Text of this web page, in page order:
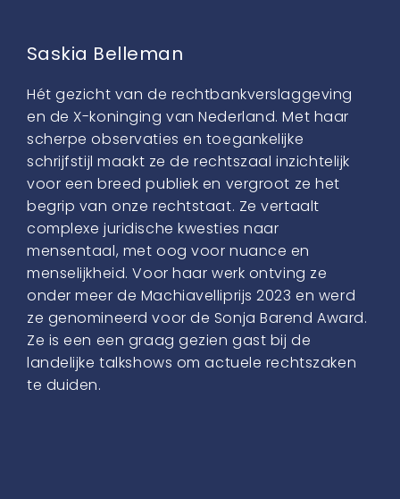
Saskia Belleman
Hét gezicht van de rechtbankverslaggeving
en de X-koninging van Nederland. Met haar
scherpe observaties en toegankelijke
schrijfstijl maakt ze de rechtszaal inzichtelijk
voor een breed publiek en vergroot ze het
begrip van onze rechtstaat. Ze vertaalt
complexe juridische kwesties naar
mensentaal, met oog voor nuance en
menselijkheid. Voor haar werk ontving ze
onder meer de Machiavelliprijs 2023 en werd
ze genomineerd voor de Sonja Barend Award.
Ze is een een graag gezien gast bij de
landelijke talkshows om actuele rechtszaken
te duiden.